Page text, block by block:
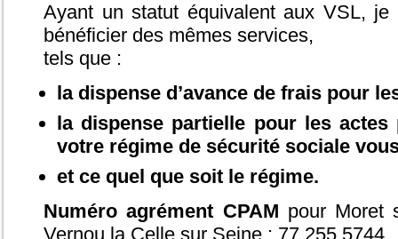
Ayant un statut équivalent aux VSL,
bénéficier des mêmes services,
tels que :
la dispense d’avance de frais pour
la dispense partielle pour les
votre régime de sécurité sociale
et ce quel que soit le régime.
Numéro agrément CPAM pour Moret
Vernou la Celle sur Seine : 77 255 5744